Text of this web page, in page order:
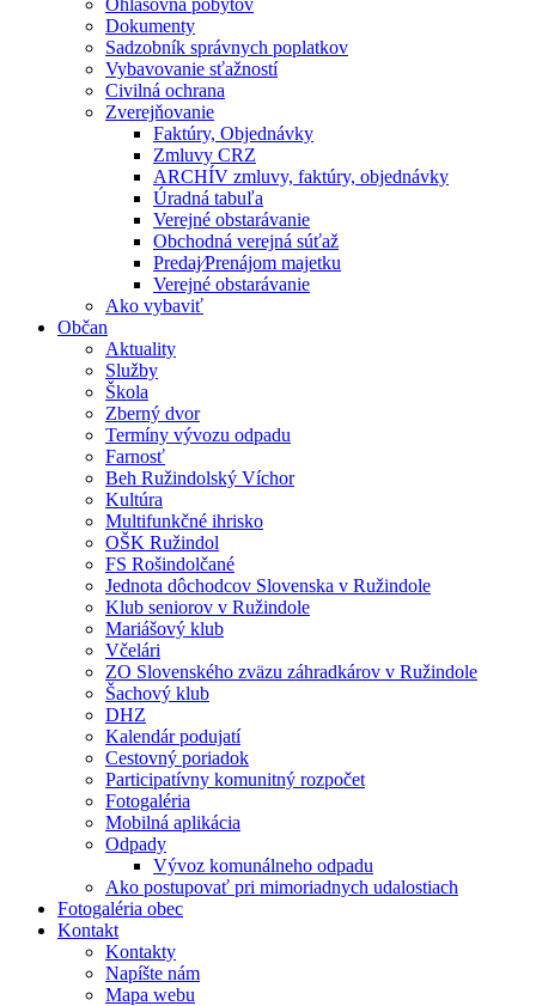
Ohlasovňa pobytov
Dokumenty
Sadzobník správnych poplatkov
Vybavovanie sťažností
Civilná ochrana
Zverejňovanie
Faktúry, Objednávky
Zmluvy CRZ
ARCHÍV zmluvy, faktúry, objednávky
Úradná tabuľa
Verejné obstarávanie
Obchodná verejná súťaž
Predaj⁄Prenájom majetku
Verejné obstarávanie
Ako vybaviť
Občan
Aktuality
Služby
Škola
Zberný dvor
Termíny vývozu odpadu
Farnosť
Beh Ružindolský Víchor
Kultúra
Multifunkčné ihrisko
OŠK Ružindol
FS Rošindolčané
Jednota dôchodcov Slovenska v Ružindole
Klub seniorov v Ružindole
Mariášový klub
Včelári
ZO Slovenského zväzu záhradkárov v Ružindole
Šachový klub
DHZ
Kalendár podujatí
Cestovný poriadok
Participatívny komunitný rozpočet
Fotogaléria
Mobilná aplikácia
Odpady
Vývoz komunálneho odpadu
Ako postupovať pri mimoriadnych udalostiach
Fotogaléria obec
Kontakt
Kontakty
Napíšte nám
Mapa webu